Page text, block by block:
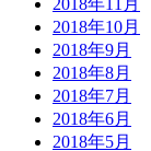
2018年11月
2018年10月
2018年9月
2018年8月
2018年7月
2018年6月
2018年5月